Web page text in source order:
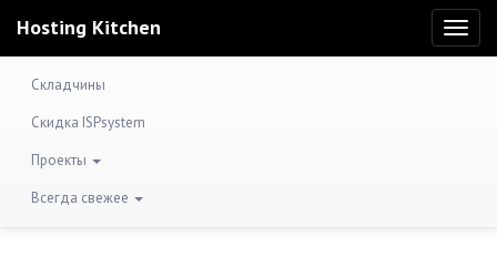
Hosting Kitchen
Складчины
Скидка ISPsystem
Проекты
Всегда свежее